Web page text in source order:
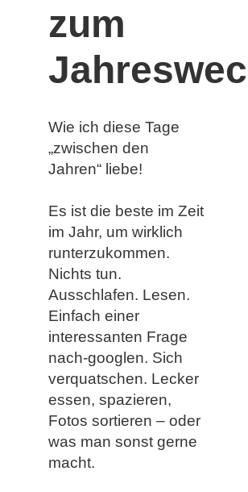
zum
Wie ich diese Tage
„zwischen den
Jahren“ liebe!
Es ist die beste im Zeit
im Jahr, um wirklich
runterzukommen.
Nichts tun.
Ausschlafen. Lesen.
Einfach einer
interessanten Frage
nach-googlen. Sich
verquatschen. Lecker
essen, spazieren,
Fotos sortieren – oder
was man sonst gerne
macht.